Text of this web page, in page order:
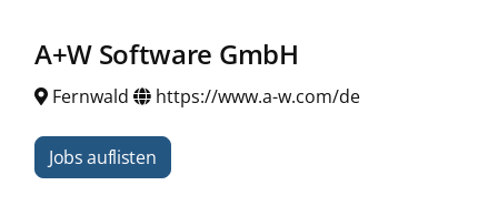
A+W Software GmbH
Fernwald https://www.a-w.com/de
Jobs auflisten